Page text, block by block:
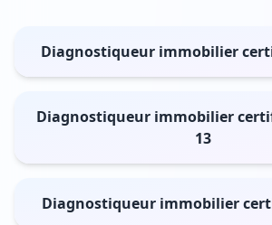
Diagnostiqueur immobilier
Diagnostiqueur immobilier
13
Diagnostiqueur immobilier